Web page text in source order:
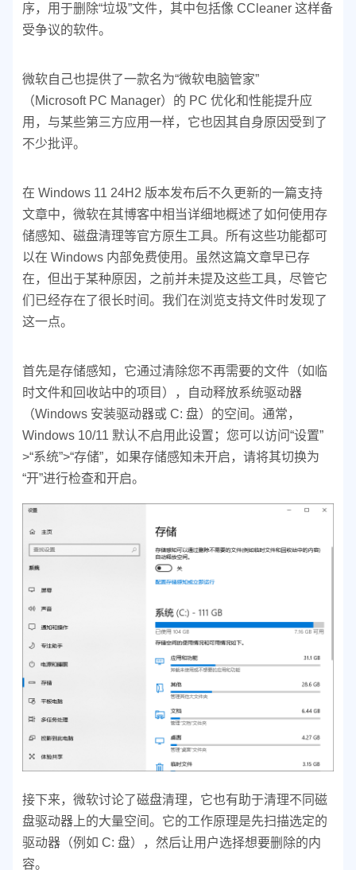
序，用于删除“垃圾”文件，其中包括像 CCleaner 这样备
受争议的软件。
微软自己也提供了一款名为“微软电脑管家”
（Microsoft PC Manager）的 PC 优化和性能提升应
用，与某些第三方应用一样，它也因其自身原因受到了
不少批评。
在 Windows 11 24H2 版本发布后不久更新的一篇支持
文章中，微软在其博客中相当详细地概述了如何使用存
储感知、磁盘清理等官方原生工具。所有这些功能都可
以在 Windows 内部免费使用。虽然这篇文章早已存
在，但出于某种原因，之前并未提及这些工具，尽管它
们已经存在了很长时间。我们在浏览支持文件时发现了
这一点。
首先是存储感知，它通过清除您不再需要的文件（如临
时文件和回收站中的项目），自动释放系统驱动器
（Windows 安装驱动器或 C: 盘）的空间。通常，
Windows 10/11 默认不启用此设置；您可以访问“设置”
>“系统”>“存储”，如果存储感知未开启，请将其切换为
“开”进行检查和开启。
接下来，微软讨论了磁盘清理，它也有助于清理不同磁
盘驱动器上的大量空间。它的工作原理是先扫描选定的
驱动器（例如 C: 盘），然后让用户选择想要删除的内
容。